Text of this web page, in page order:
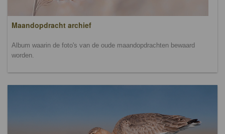
Maandopdracht archief
Album waarin de foto's van de oude maandopdrachten bewaard
worden.